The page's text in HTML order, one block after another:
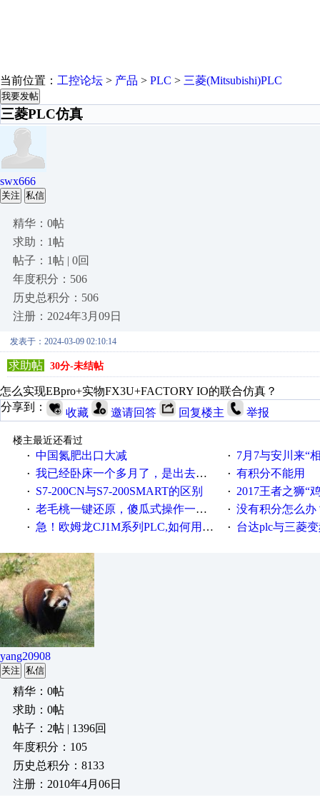
当前位置： 工控论坛 > 产品 > PLC > 三菱(Mitsubishi)PLC
我要发帖
三菱PLC仿真
swx666
关注 私信
精华：0帖
求助：1帖
帖子：1帖 | 0回
年度积分：506
历史总积分：506
注册：2024年3月09日
发表于：2024-03-09 02:10:14
求助帖 30分-未结帖
怎么实现EBpro+实物FX3U+FACTORY IO的联合仿真？
分享到：
收藏 邀请回答 回复楼主 举报
楼主最近还看过
· 中国氮肥出口大减 · 7月7与安川来“
· 我已经卧床一个多月了，是出去安装机械手在高速遭遇车祸所致:大家工作都要特别注意啊 · 有积分不能用
· S7-200CN与S7-200SMART的区别 · 2017王者之狮“鸡”情签到
· 老毛桃一键还原，傻瓜式操作一键轻松备份还原；程序为向导式安装，一键即可实现自动备份或还原系统。 · 没有积分怎么办
· 急！欧姆龙CJ1M系列PLC,如何用时间控制变频器。要求时间在组态王中可以自由输入！拜托各位大神了！ · 台达plc与三菱
yang20908
关注 私信
精华：0帖
求助：0帖
帖子：2帖 | 1396回
年度积分：105
历史总积分：8133
注册：2010年4月06日